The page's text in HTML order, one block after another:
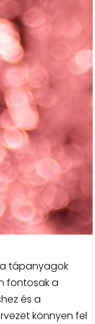
tápanyagok
fontosak a
és a
könnyen fel